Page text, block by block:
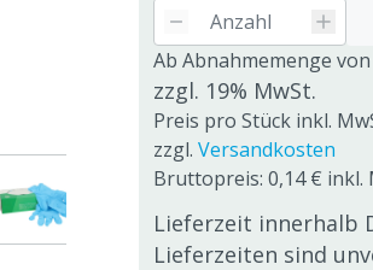
Ab Abnahmemenge von
zzgl. 19% MwSt.
Preis pro Stück inkl.
zzgl. Versandkosten
Bruttopreis: 0,14 € inkl.
Lieferzeit innerhalb
Lieferzeiten sind